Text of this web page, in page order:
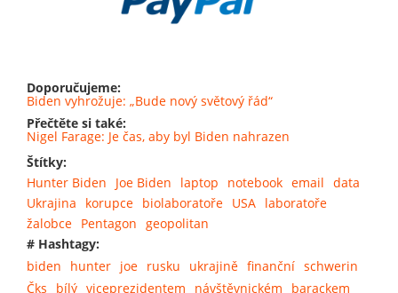
Doporučujeme:
Biden vyhrožuje: „Bude nový světový řád“
Přečtěte si také:
Nigel Farage: Je čas, aby byl Biden nahrazen
Štítky:
Hunter Biden
Joe Biden laptop notebook email data
Ukrajina
korupce biolaboratoře USA laboratoře
žalobce Pentagon geopolitan
# Hashtagy:
biden
hunter joe rusku ukrajině finanční schwerin
Čks
bílý viceprezidentem návštěvnickém
barackem